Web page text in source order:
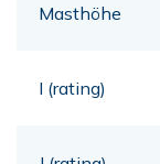
Masthöhe
I (rating)